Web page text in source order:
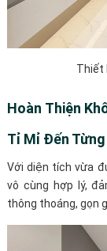
Thiết
Hoàn Thiện
Tỉ Mỉ Đến
Với diện tích vừa
vô cùng hợp lý,
thông thoáng, gọn